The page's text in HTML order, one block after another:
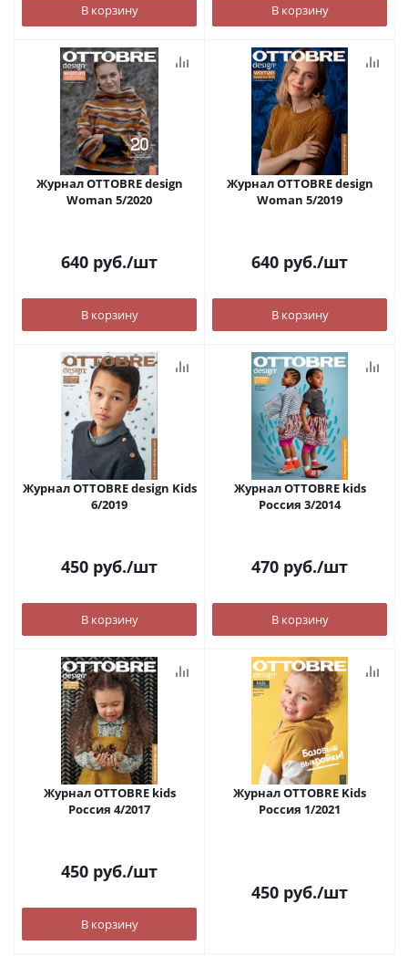
В корзину В корзину
Журнал OTTOBRE design
Woman 5/2020
640 руб./шт
В корзину
Журнал OTTOBRE design
Woman 5/2019
640 руб./шт
В корзину
Журнал OTTOBRE design Kids
6/2019
450 руб./шт
В корзину
Журнал OTTOBRE kids
Россия 3/2014
470 руб./шт
В корзину
Журнал OTTOBRE kids
Россия 4/2017
450 руб./шт
В корзину
Журнал OTTOBRE Kids
Россия 1/2021
450 руб./шт